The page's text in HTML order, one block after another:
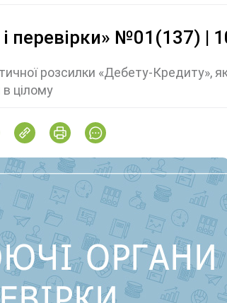
перевірки» №01(137) |
розсилки «Дебету-Кредиту»,
в цілому